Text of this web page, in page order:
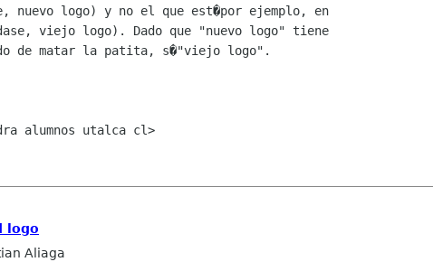
nuevo logo) y no el que est�por ejemplo, en
viejo logo). Dado que "nuevo logo" tiene
de matar la patita, s�"viejo logo".
alumnos utalca cl>
logo
Aliaga